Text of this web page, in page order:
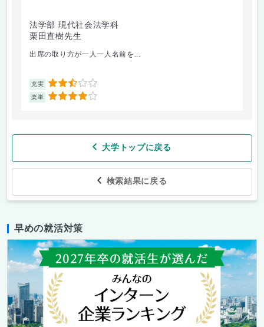
法学部 現代社会法学科
栗田直樹先生
出席の取り方が一人一人名前を...
充実 2.5
楽単 4
大学トップに戻る
検索結果に戻る
早めの就活対策